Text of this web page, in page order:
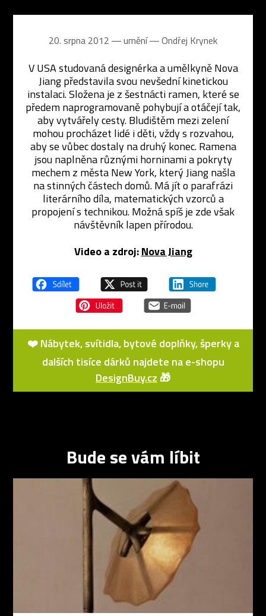
20. srpna 2012 ― umění ―Ondřej Krynek
V USA studovaná designérka a umělkyně Nova
Jiang představila svou nevšední kinetickou
instalaci. Složena je z šestnácti ramen, které se
předem naprogramovaně pohybují a otáčejí tak,
aby vytvářely cesty. Bludištěm mezi zelení
mohou procházet lidé i děti, vždy s rozvahou,
aby se vůbec dostaly na druhý konec. Ramena
jsou naplněna různými horninami a pokryty
mechem z města New York, který Jiang našla
na stinných částech domů. Má jít o parafrázi
literárního díla, matematických vzorců a
propojení s technikou. Možná spíš je zde však
návštěvník lapen přírodou.
Video a zdroj: Nova Jiang
❤️ Nábytek, svítidla, bytové doplňky, šperky a
dalších tisíce dárků najdete na e-shopu
DesignBuy.cz 🎁
Bude se vám líbit